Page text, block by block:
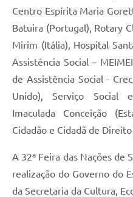
Centro Espírita Maria
Batuira (Portugal), Rotary
Mirim (Itália), Hospital
Assistência Social –
de Assistência Social -
Unido), Serviço Social
Imaculada Conceição
Cidadão e Cidadã de Direito
A 32ª Feira das Nações de
realização do Governo do
da Secretaria da Cultura,